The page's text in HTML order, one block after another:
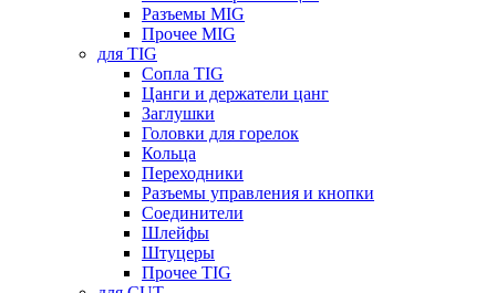
Разъемы MIG
Прочее MIG
для TIG
Сопла TIG
Цанги и держатели цанг
Заглушки
Головки для горелок
Кольца
Переходники
Разъемы управления и кнопки
Соединители
Шлейфы
Штуцеры
Прочее TIG